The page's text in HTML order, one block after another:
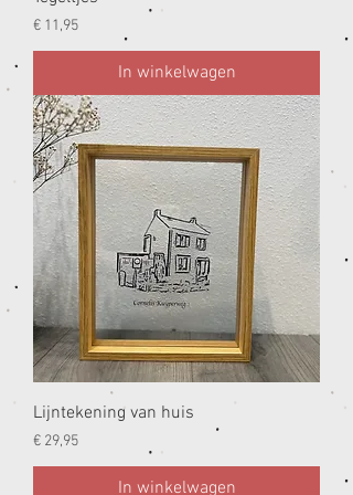
Prijs
€ 11,95
In winkelwagen
Lijntekening van huis
Prijs
€ 29,95
In winkelwagen